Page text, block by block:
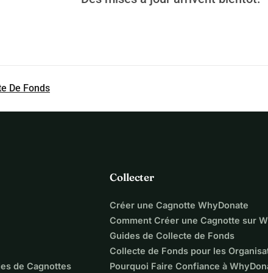
De Fonds
de Cagnottes
Collecter
Créer une Cagnotte WhyDonate
Comment Créer une Cagnotte sur
Guides de Collecte de Fonds
Collecte de Fonds pour les
Pourquoi Faire Confiance à